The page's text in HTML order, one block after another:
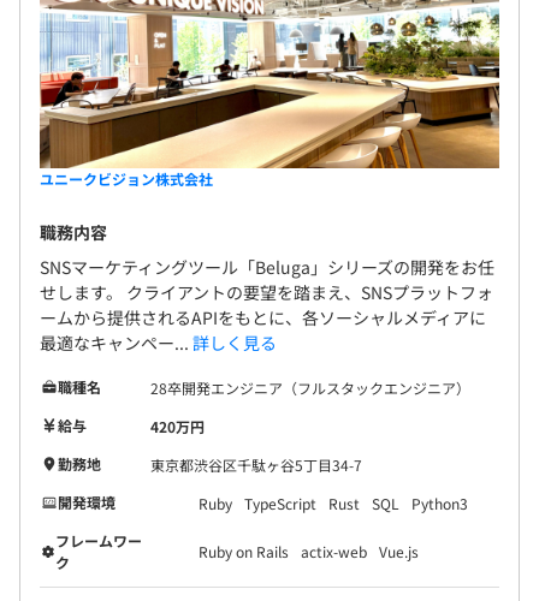
● OKR：高い目標に向かって会社・チーム・個人が繋が
る目標管理
● 1on1：成長や達成などのプロセスに週単位で伴走
● 個人面談：半期に一度、成果や課題について経営陣・
リーダーと実施
● ダイアログ：全社員で1年間の課題を検討
● 技術賞：CTOが選ぶ、1年でもっとも輝いていたエンジ
ニアに送られる賞
● ワーキング・グループ：会社の技術課題に対してチー
ムを立ち上げる、全社横断的な取り組み
全社79名
内エンジニア36名で構成されています。
ユニークビジョン株式会社
職務内容
SNSマーケティングツール「Beluga」シリーズの開発をお任
せします。 クライアントの要望を踏まえ、SNSプラットフォ
ームから提供されるAPIをもとに、各ソーシャルメディアに
最適なキャンペー... 詳しく見る
職種名
28卒開発エンジニア（フルスタックエンジニア）
給与
420万円
勤務地
東京都渋谷区千駄ヶ谷5丁目34-7
開発環境
Ruby TypeScript Rust SQL
Python3
フレームワー
ク
Ruby on Rails actix-web Vue.js